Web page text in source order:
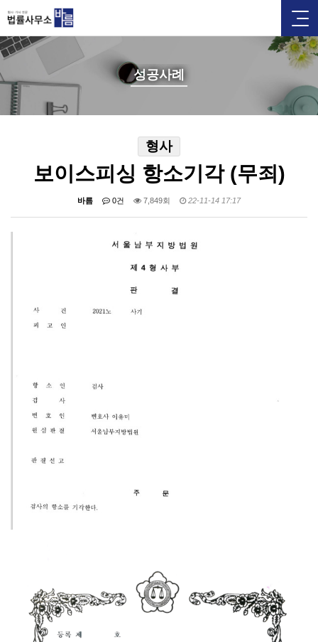
성공사례
형사
보이스피싱 항소기각 (무죄)
바름 0건 7,849회 22-11-14 17:17